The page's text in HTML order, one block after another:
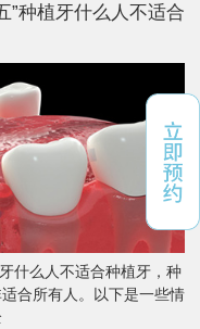
”种植牙什么人不适合
什么人不适合种植牙，种
合所有人。以下是一些情